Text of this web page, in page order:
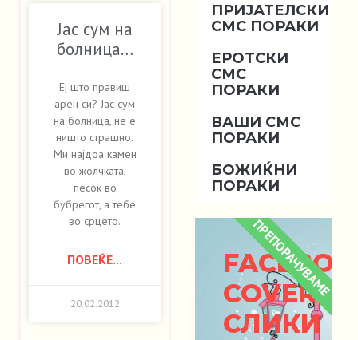
Јас сум на
болница…
Еј што правиш
арен си? Јас сум
на болница, не е
ништо страшно.
Ми најдоа камен
во жолчката,
песок во
бубрегот, а тебе
во срцето.
ПОВЕЌЕ...
20.02.2012
ПРИЈАТЕЛСКИ
СМС ПОРАКИ
ЕРОТСКИ
СМС
ПОРАКИ
ВАШИ СМС
ПОРАКИ
БОЖИЌНИ
ПОРАКИ
COVER
СЛИКИ
ПРЕПОРАЧУВАМЕ